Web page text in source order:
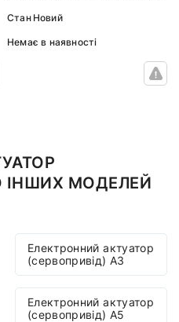
Стан Новий
Немає в наявності
ІНШИХ МОДЕЛЕЙ
Електронний актуатор
(сервопривід) A3
Електронний актуатор
(сервопривід) A5